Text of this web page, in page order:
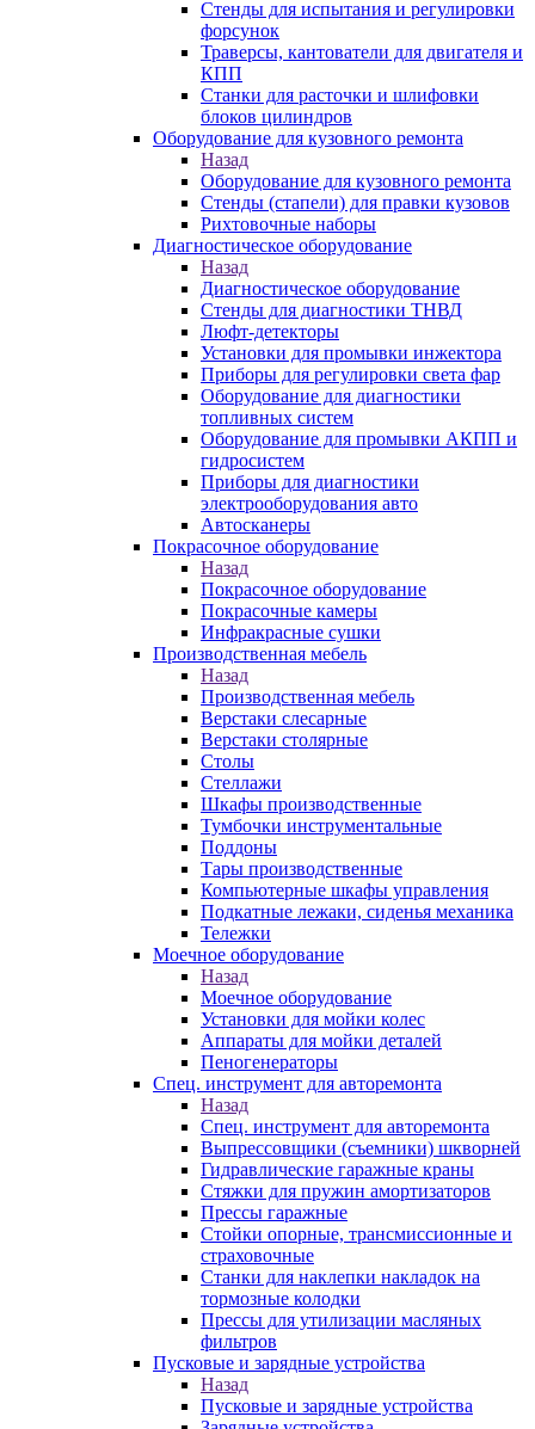
Стенды для испытания и регулировки
форсунок
Траверсы, кантователи для двигателя и
КПП
Станки для расточки и шлифовки
блоков цилиндров
Оборудование для кузовного ремонта
Назад
Оборудование для кузовного ремонта
Стенды (стапели) для правки кузовов
Рихтовочные наборы
Диагностическое оборудование
Назад
Диагностическое оборудование
Стенды для диагностики ТНВД
Люфт-детекторы
Установки для промывки инжектора
Приборы для регулировки света фар
Оборудование для диагностики
топливных систем
Оборудование для промывки АКПП и
гидросистем
Приборы для диагностики
электрооборудования авто
Автосканеры
Покрасочное оборудование
Назад
Покрасочное оборудование
Покрасочные камеры
Инфракрасные сушки
Производственная мебель
Назад
Производственная мебель
Верстаки слесарные
Верстаки столярные
Столы
Стеллажи
Шкафы производственные
Тумбочки инструментальные
Поддоны
Тары производственные
Компьютерные шкафы управления
Подкатные лежаки, сиденья механика
Тележки
Моечное оборудование
Назад
Моечное оборудование
Установки для мойки колес
Аппараты для мойки деталей
Пеногенераторы
Спец. инструмент для авторемонта
Назад
Спец. инструмент для авторемонта
Выпрессовщики (съемники) шкворней
Гидравлические гаражные краны
Стяжки для пружин амортизаторов
Прессы гаражные
Стойки опорные, трансмиссионные и
страховочные
Станки для наклепки накладок на
тормозные колодки
Прессы для утилизации масляных
фильтров
Пусковые и зарядные устройства
Назад
Пусковые и зарядные устройства